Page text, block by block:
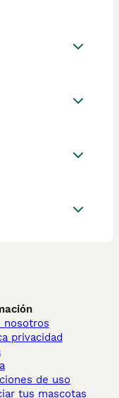
nosotros
privacidad
de uso
tus mascotas